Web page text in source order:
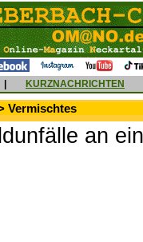
KURZNACHRICHTEN
Vermischtes
an